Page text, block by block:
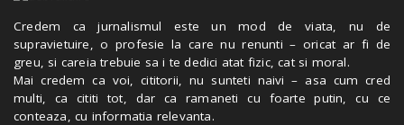
Credem ca jurnalismul este un mod de viata, nu de
supravietuire, o profesie la care nu renunti – oricat ar fi de
greu, si careia trebuie sa i te dedici atat fizic, cat si moral.
Mai credem ca voi, cititorii, nu sunteti naivi – asa cum cred
multi, ca cititi tot, dar ca ramaneti cu foarte putin, cu ce
conteaza, cu informatia relevanta.